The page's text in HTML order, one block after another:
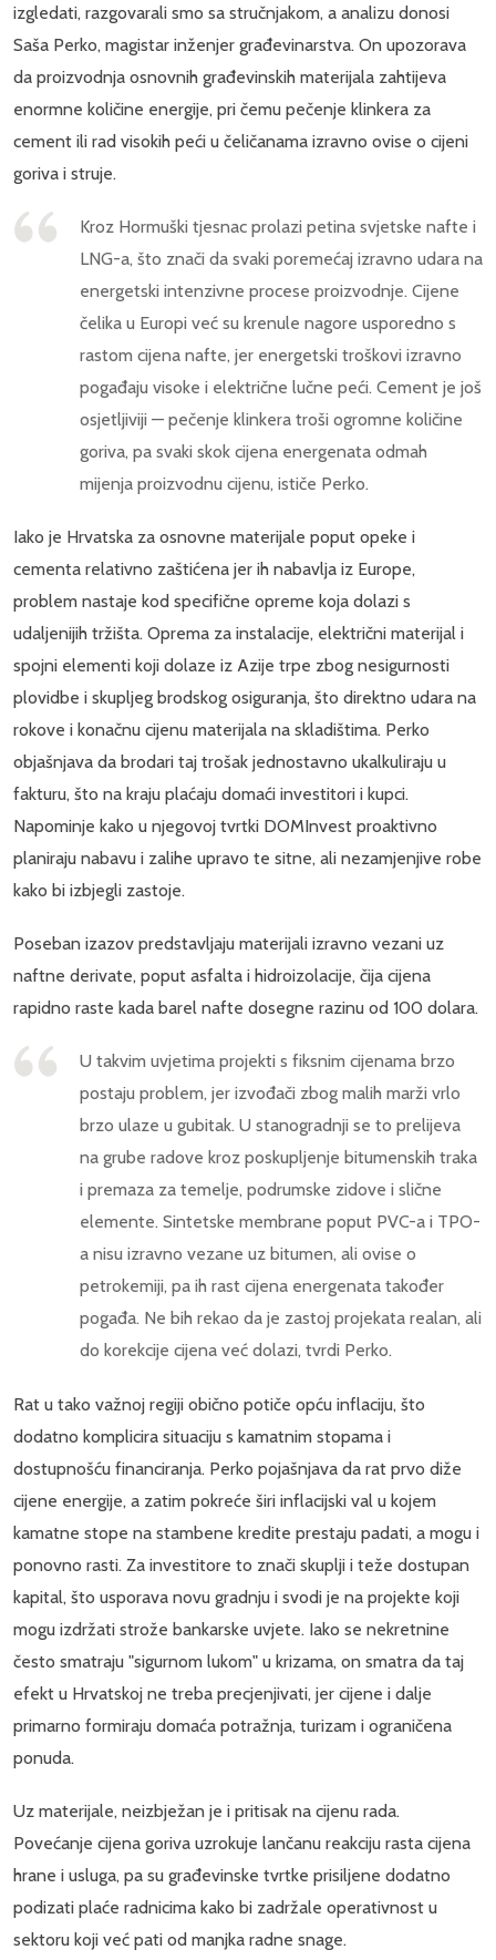
izgledati, razgovarali smo sa stručnjakom, a analizu donosi
Saša Perko, magistar inženjer građevinarstva. On upozorava
da proizvodnja osnovnih građevinskih materijala zahtijeva
enormne količine energije, pri čemu pečenje klinkera za
cement ili rad visokih peći u čeličanama izravno ovise o cijeni
goriva i struje.
Kroz Hormuški tjesnac prolazi petina svjetske nafte i
LNG-a, što znači da svaki poremećaj izravno udara na
energetski intenzivne procese proizvodnje. Cijene
čelika u Europi već su krenule nagore usporedno s
rastom cijena nafte, jer energetski troškovi izravno
pogađaju visoke i električne lučne peći. Cement je još
osjetljiviji — pečenje klinkera troši ogromne količine
goriva, pa svaki skok cijena energenata odmah
mijenja proizvodnu cijenu, ističe Perko.
Iako je Hrvatska za osnovne materijale poput opeke i
cementa relativno zaštićena jer ih nabavlja iz Europe,
problem nastaje kod specifične opreme koja dolazi s
udaljenijih tržišta. Oprema za instalacije, električni materijal i
spojni elementi koji dolaze iz Azije trpe zbog nesigurnosti
plovidbe i skupljeg brodskog osiguranja, što direktno udara na
rokove i konačnu cijenu materijala na skladištima. Perko
objašnjava da brodari taj trošak jednostavno ukalkuliraju u
fakturu, što na kraju plaćaju domaći investitori i kupci.
Napominje kako u njegovoj tvrtki DOMInvest proaktivno
planiraju nabavu i zalihe upravo te sitne, ali nezamjenjive robe
kako bi izbjegli zastoje.
Poseban izazov predstavljaju materijali izravno vezani uz
naftne derivate, poput asfalta i hidroizolacije, čija cijena
rapidno raste kada barel nafte dosegne razinu od 100 dolara.
U takvim uvjetima projekti s fiksnim cijenama brzo
postaju problem, jer izvođači zbog malih marži vrlo
brzo ulaze u gubitak. U stanogradnji se to prelijeva
na grube radove kroz poskupljenje bitumenskih traka
i premaza za temelje, podrumske zidove i slične
elemente. Sintetske membrane poput PVC-a i TPO-
a nisu izravno vezane uz bitumen, ali ovise o
petrokemiji, pa ih rast cijena energenata također
pogađa. Ne bih rekao da je zastoj projekata realan, ali
do korekcije cijena već dolazi, tvrdi Perko.
Rat u tako važnoj regiji obično potiče opću inflaciju, što
dodatno komplicira situaciju s kamatnim stopama i
dostupnošću financiranja. Perko pojašnjava da rat prvo diže
cijene energije, a zatim pokreće širi inflacijski val u kojem
kamatne stope na stambene kredite prestaju padati, a mogu i
ponovno rasti. Za investitore to znači skuplji i teže dostupan
kapital, što usporava novu gradnju i svodi je na projekte koji
mogu izdržati strože bankarske uvjete. Iako se nekretnine
često smatraju "sigurnom lukom" u krizama, on smatra da taj
efekt u Hrvatskoj ne treba precjenjivati, jer cijene i dalje
primarno formiraju domaća potražnja, turizam i ograničena
ponuda.
Uz materijale, neizbježan je i pritisak na cijenu rada.
Povećanje cijena goriva uzrokuje lančanu reakciju rasta cijena
hrane i usluga, pa su građevinske tvrtke prisiljene dodatno
podizati plaće radnicima kako bi zadržale operativnost u
sektoru koji već pati od manjka radne snage.